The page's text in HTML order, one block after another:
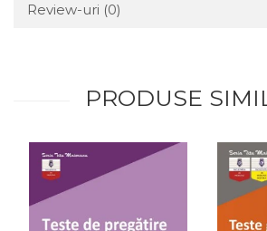
Review-uri (0)
PRODUSE